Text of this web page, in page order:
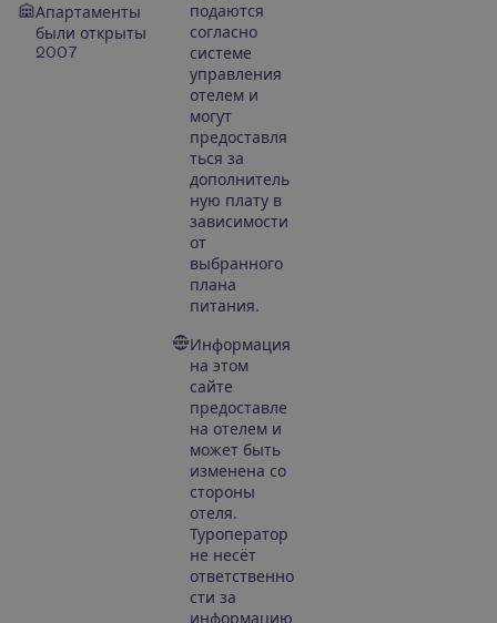
Апартаменты
были открыты
2007
подаются
согласно
системе
управления
отелем и
могут
предоставля
ться за
дополнитель
ную плату в
зависимости
от
выбранного
плана
питания.
Информация
на этом
сайте
предоставле
на отелем и
может быть
изменена со
стороны
отеля.
Туроператор
не несёт
ответственно
сти за
информацию